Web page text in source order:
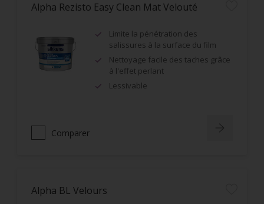
Alpha Rezisto Easy Clean Mat Velouté
Limite la pénétration des
salissures à la surface du film
Nettoyage facile des taches grâce
à l'effet perlant
Lessivable
Comparer
Alpha BL Velours